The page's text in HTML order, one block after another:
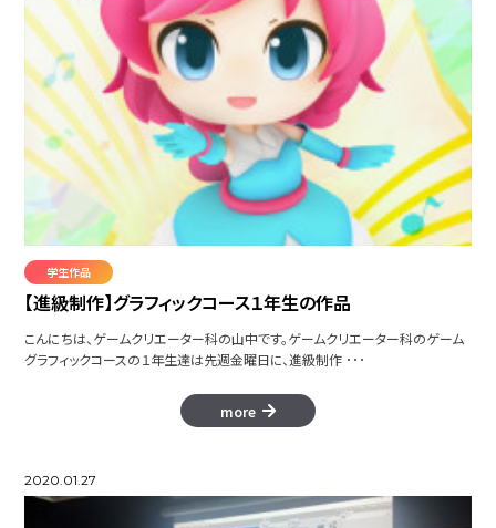
学生作品
【進級制作】グラフィックコース１年生の作品
こんにちは、ゲームクリエーター科の山中です。ゲームクリエーター科のゲーム
グラフィックコースの１年生達は先週金曜日に、進級制作 ･･･
more
2020.01.27